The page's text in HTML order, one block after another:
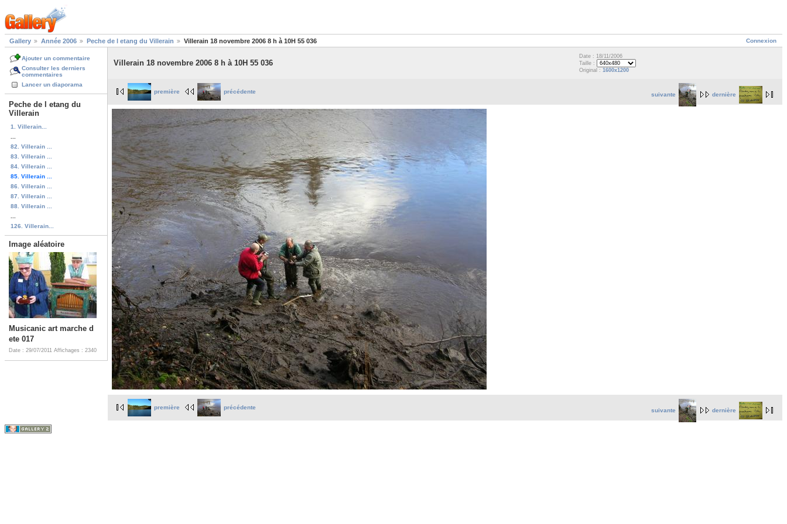
Connexion
Gallery Année 2006 Peche de l etang du Villerain Villerain 18 novembre 2006 8 h à 10H 55 036
Ajouter un commentaire
Consulter les derniers
commentaires
Lancer un diaporama
Peche de l etang du
Villerain
1. Villerain...
82. Villerain ...
83. Villerain ...
84. Villerain ...
85. Villerain ...
86. Villerain ...
87. Villerain ...
88. Villerain ...
126. Villerain...
Image aléatoire
Musicanic art marche d
ete 017
Date : 29/07/2011 Affichages : 2340
Villerain 18 novembre 2006 8 h à 10H 55 036
Date : 18/11/2006
Taille :
Original : 1600x1200
suivante dernière
première précédente
suivante dernière
première précédente